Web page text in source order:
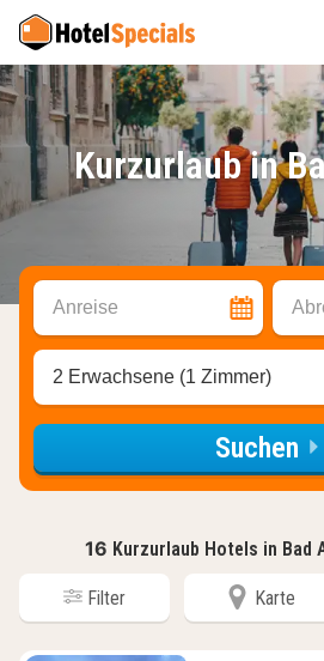
Kurzurlaub in
Anreise
2 Erwachsene (1 Zimmer)
Suchen
16 Kurzurlaub Hotels in Bad
Filter Karte